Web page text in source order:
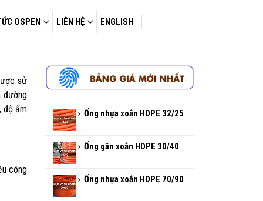
OSPEN LIÊN HỆ ENGLISH
sử
đường
độ ẩm
công
Ống nhựa xoắn HDPE 32/25
Ống gân xoắn HDPE 30/40
Ống nhựa xoắn HDPE 70/90